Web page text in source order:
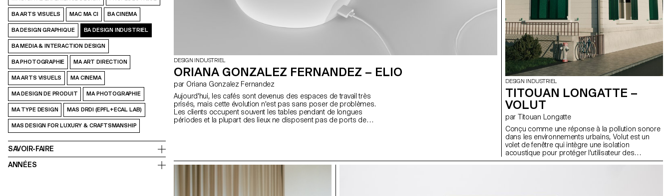
BA ARTS VISUELS MAC MA CI BA CINEMA
BA DESIGN GRAPHIQUE BA DESIGN INDUSTRIEL
BA MEDIA & INTERACTION DESIGN
BA PHOTOGRAPHIE MA ART DIRECTION
MA ARTS VISUELS MA CINEMA
MA DESIGN DE PRODUIT MA PHOTOGRAPHIE
MA TYPE DESIGN MAS DRDI (EPFL+ECAL LAB)
MAS DESIGN FOR LUXURY & CRAFTSMANSHIP
SAVOIR-FAIRE
ANNÉES
DESIGN INDUSTRIEL
ORIANA GONZALEZ FERNANDEZ – ELIO
par Oriana Gonzalez Fernandez
Aujourd'hui, les cafés sont devenus des espaces de travail très
prisés, mais cette évolution n'est pas sans poser de problèmes.
Les clients occupent souvent les tables pendant de longues
périodes et la plupart des lieux ne disposent pas de ports de
à un anneau de lumières LED et fournit un port USB-C pour
fonctionnant comme une batterie portable. Sa forme lisse et
DESIGN INDUSTRIEL
TITOUAN LONGATTE –
VOLUT
par Titouan Longatte
Conçu comme une réponse à la pollution sonore
dans les environnements urbains, Volut est un
volet de fenêtre qui intègre une isolation
acoustique pour protéger l'utilisateur des
perturbations extérieures. L'isolation est assurée